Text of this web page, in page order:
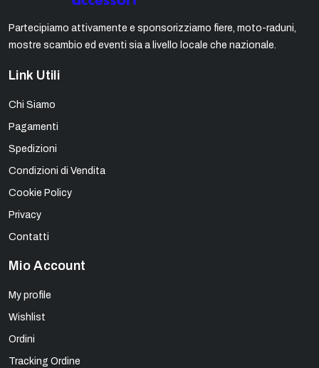
Partecipiamo attivamente e sponsorizziamo fiere, moto-raduni,
mostre scambio ed eventi sia a livello locale che nazionale.
Link Utili
Chi Siamo
Pagamenti
Spedizioni
Condizioni di Vendita
Cookie Policy
Privacy
Contatti
Mio Account
My profile
Wishlist
Ordini
Tracking Ordine